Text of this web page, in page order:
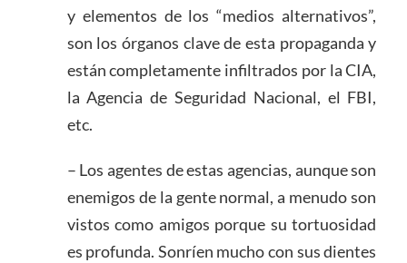
y elementos de los “medios alternativos”,
son los órganos clave de esta propaganda y
están completamente infiltrados por la CIA,
la Agencia de Seguridad Nacional, el FBI,
etc.
– Los agentes de estas agencias, aunque son
enemigos de la gente normal, a menudo son
vistos como amigos porque su tortuosidad
es profunda. Sonríen mucho con sus dientes